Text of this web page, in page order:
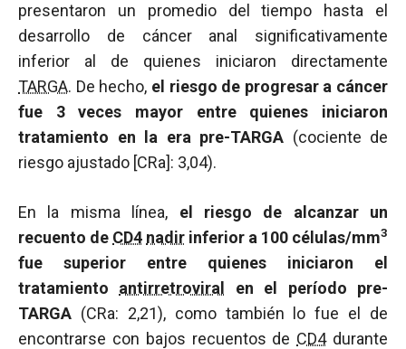
presentaron un promedio del tiempo hasta el
desarrollo de cáncer anal significativamente
inferior al de quienes iniciaron directamente
TARGA. De hecho, el riesgo de progresar a cáncer
fue 3 veces mayor entre quienes iniciaron
tratamiento en la era pre-TARGA (cociente de
riesgo ajustado [CRa]: 3,04).
En la misma línea, el riesgo de alcanzar un
recuento de CD4 nadir inferior a 100 células/mm3
fue superior entre quienes iniciaron el
tratamiento antirretroviral
en el período pre-
TARGA (CRa: 2,21), como también lo fue el de
encontrarse con bajos recuentos de CD4durante